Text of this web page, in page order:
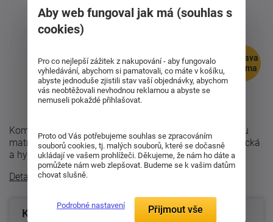
doprava
zdarma
Komfortní sedmizónová matrace Enigma je partnerskou
matrací, neboť je dvojí tuhosti. Je ortopedická, anatomická
a hygienická. Nyní v setu 1 ...
Detailní popis
Konfigurace produktu
Aby web fungoval jak má (souhlas s
cookies)
Pro co nejlepší zážitek z nakupování - aby fungovalo
vyhledávání, abychom si pamatovali, co máte v košíku,
abyste jednoduše zjistili stav vaší objednávky, abychom
vás neobtěžovali nevhodnou reklamou a abyste se
nemuseli pokaždé přihlašovat.
Proto od Vás potřebujeme souhlas se zpracováním
souborů cookies, tj. malých souborů, které se dočasně
ukládají ve vašem prohlížeči. Děkujeme, že nám ho dáte a
pomůžete nám web zlepšovat. Budeme se k vašim datům
chovat slušně.
Podrobné nastavení Přijmout vše